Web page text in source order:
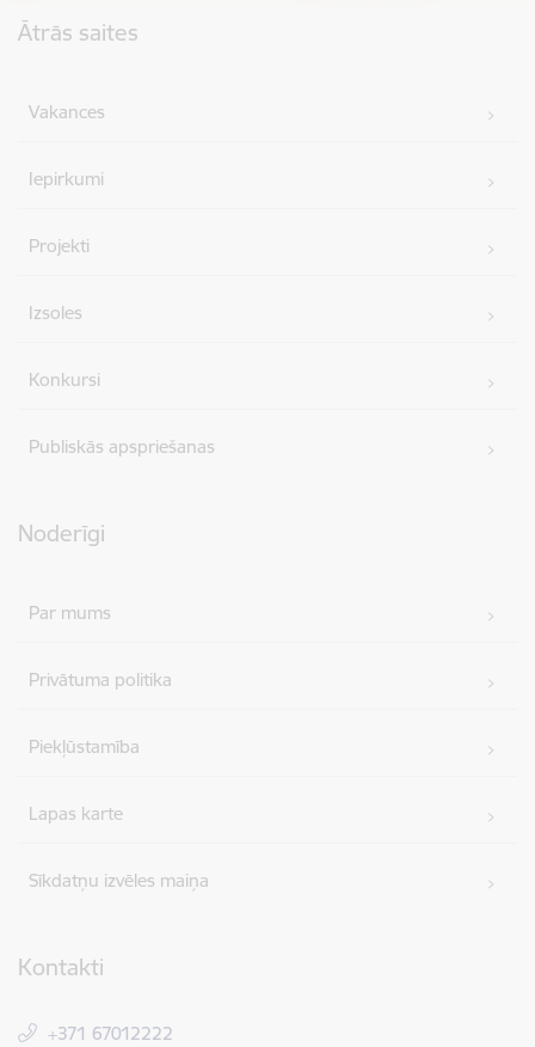
Ātrās saites
Vakances
Iepirkumi
Projekti
Izsoles
Konkursi
Publiskās apspriešanas
Noderīgi
Par mums
Privātuma politika
Piekļūstamība
Lapas karte
Sīkdatņu izvēles maiņa
Kontakti
+371 67012222